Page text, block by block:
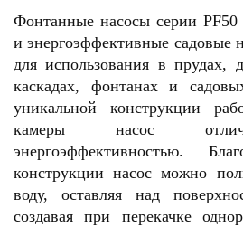
Фонтанные насосы серии
и энергоэффективные садовые
для использования в прудах,
каскадах, фонтанах и
уникальной конструкции
камеры насос
энергоэффективностью.
конструкции насос можно
воду, оставляя над
создавая при перекачке